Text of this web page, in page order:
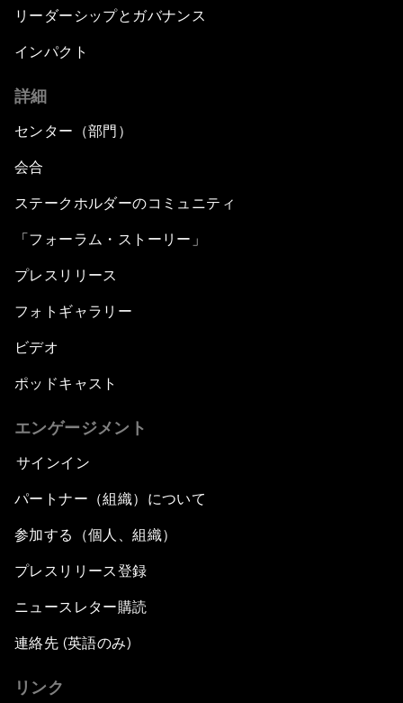
リーダーシップとガバナンス
インパクト
詳細
センター（部門）
会合
ステークホルダーのコミュニティ
「フォーラム・ストーリー」
プレスリリース
フォトギャラリー
ビデオ
ポッドキャスト
エンゲージメント
サインイン
パートナー（組織）について
参加する（個人、組織）
プレスリリース登録
ニュースレター購読
連絡先 (英語のみ)
リンク